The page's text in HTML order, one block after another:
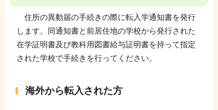
住所の異動届の手続きの際に転入学通知書を発行
します。同通知書と前居住地の学校から発行された
在学証明書及び教科用図書給与証明書を持って指定
された学校で手続きを行ってください。
海外から転入された方